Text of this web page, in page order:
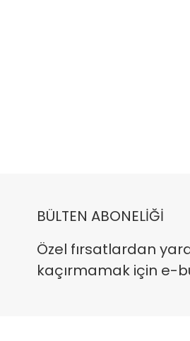
BÜLTEN ABONELİĞİ
Özel fırsatlardan
kaçırmamak için e-